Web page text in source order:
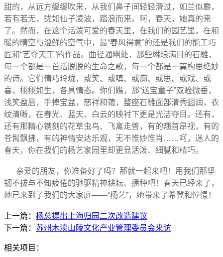
甜的，从远方缓缓吹来，从我们鼻子间轻轻滑过，如兰似麝，
若有若无，犹如仙子凌波，踏浪而来。呵，春天，她真的来
了。然而，在这个活泼可爱的春天里，在我们的园艺里，在和
暖的晴空与澄鲜的空气中，最“春风得意”的还是我们的能工巧
匠和“艺夺天工”的作品。曲径通幽处，那些琳琅满目的石雕，
每一个都是一首活脱脱的生命之歌，每一个都是一篇构思绝妙
的诗。它们倩巧玲珑，或笑、或嗔、或痴、或思、或戏、或
喜，栩栩如生，各具情态。你们瞧，那“送宝童子”双睑微垂，
浅笑盈唇，手捧宝盆，慈祥和蔼，整座石雕面部清秀圆润，衣
纹清晰，在春光、蓝天、白云的映衬下更是光洁夺目。还有，
还有那精心镌刻的花草虫鸟、飞禽走兽，有的翘首昂视，有的
苍髯飘拂，有的神情安达乐观，无不惟妙惟肖……呵，迷人的
春天，你在我们的杨艺家园里却更显活泼、细腻和精巧。
亲爱的朋友，你准备好了吗？那就一起来吧！用我们那坚
韧不拔与不知疲倦的驰驱精神耕耘、播种吧！春天已经来了，
她已来到了我们的大家庭——“杨艺”，她带来了希冀和憧憬！
上一篇： 杨总提出上海归园二次改造建议
下一篇： 苏州木渎山陵文化产业管理委员会来访
相关项目：